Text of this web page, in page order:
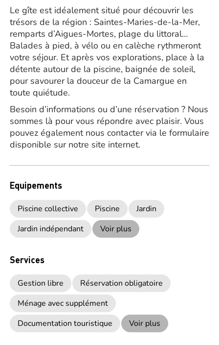
Le gîte est idéalement situé pour découvrir les
trésors de la région : Saintes-Maries-de-la-Mer,
remparts d’Aigues-Mortes, plage du littoral…
Balades à pied, à vélo ou en calèche rythmeront
votre séjour. Et après vos explorations, place à la
détente autour de la piscine, baignée de soleil,
pour savourer la douceur de la Camargue en
toute quiétude.
Besoin d’informations ou d’une réservation ? Nous
sommes là pour vous répondre avec plaisir. Vous
pouvez également nous contacter via le formulaire
disponible sur notre site internet.
Equipements
Piscine collective Piscine
Jardin
Jardin indépendant
Voir plus
Services
Gestion libre
Réservation obligatoire
Ménage avec supplément
Documentation touristique
Voir plus